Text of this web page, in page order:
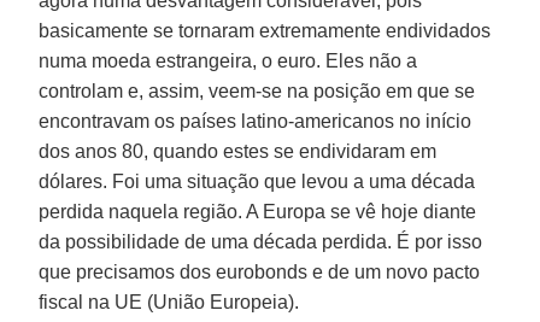
basicamente se tornaram extremamente endividados
numa moeda estrangeira, o euro. Eles não a
controlam e, assim, veem-se na posição em que se
encontravam os países latino-americanos no início
dos anos 80, quando estes se endividaram em
dólares. Foi uma situação que levou a uma década
perdida naquela região. A Europa se vê hoje diante
da possibilidade de uma década perdida. É por isso
que precisamos dos eurobonds e de um novo pacto
fiscal na UE (União Europeia).